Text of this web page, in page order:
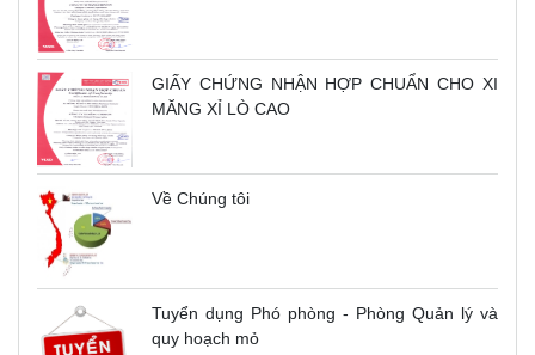
GIẤY CHỨNG NHẬN HỢP CHUẨN CHO XI
MĂNG XỈ LÒ CAO
Về Chúng tôi
Tuyển dụng Phó phòng - Phòng Quản lý và
quy hoạch mỏ